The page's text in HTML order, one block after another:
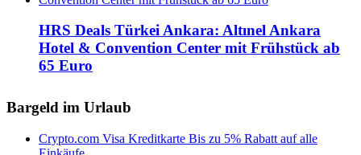
HRS Deals Türkei Ankara: Altınel Ankara
Hotel & Convention Center mit Frühstück ab
65 Euro
Bargeld im Urlaub
Crypto.com Visa Kreditkarte Bis zu 5% Rabatt auf alle